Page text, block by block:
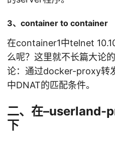
3、container to container
在container1中telnet
么呢？这里就不长篇大论
论：通过docker-proxy转
中DNAT的匹配条件。
二、在–userland-
下